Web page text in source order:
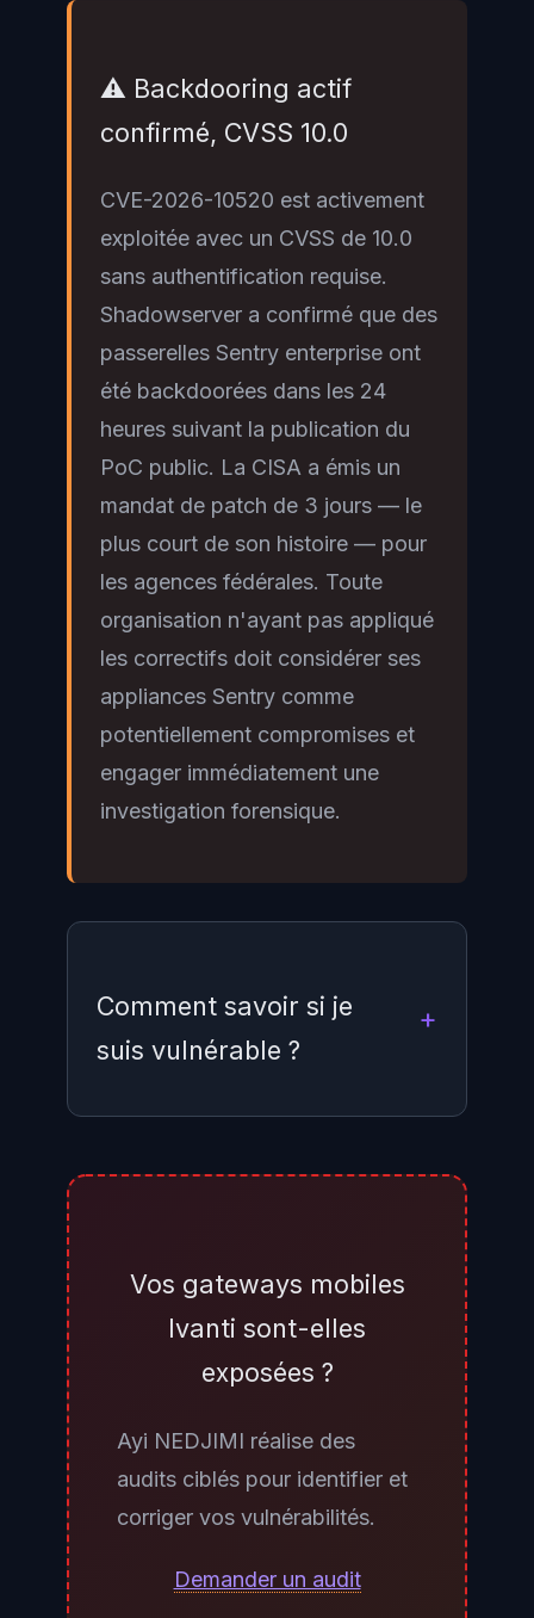
⚠️ Backdooring actif
confirmé, CVSS 10.0
CVE-2026-10520 est activement
exploitée avec un CVSS de 10.0
sans authentification requise.
Shadowserver a confirmé que des
passerelles Sentry enterprise ont
été backdoorées dans les 24
heures suivant la publication du
PoC public. La CISA a émis un
mandat de patch de 3 jours — le
plus court de son histoire — pour
les agences fédérales. Toute
organisation n'ayant pas appliqué
les correctifs doit considérer ses
appliances Sentry comme
potentiellement compromises et
engager immédiatement une
investigation forensique.
Comment savoir si je
suis vulnérable ?
UI) et vérifiez la version sous
Si vous êtes sur une version
antérieure à 10.5.2, 10.6.2 ou
Depuis la ligne de commande de
l'appliance (accès SSH
administrateur), exécutez cat
/etc/sentry-version
pour
Vos gateways mobiles
Ivanti sont-elles
exposées ?
Ayi NEDJIMI réalise des
audits ciblés pour identifier et
corriger vos vulnérabilités.
Demander un audit